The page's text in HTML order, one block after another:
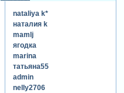
nataliya k*
наталия k
mamlj
ягодка
marina
татьяна55
admin
nelly2706